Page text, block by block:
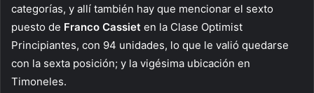
categorías, y allí también hay que mencionar el sexto
puesto de Franco Cassiet en la Clase Optimist
Principiantes, con 94 unidades, lo que le valió quedarse
con la sexta posición; y la vigésima ubicación en
Timoneles.